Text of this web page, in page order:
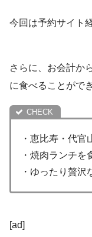
今回は予約サイト
さらに、お会計か
に食べることがで
・恵比寿・代官
・焼肉ランチを
・ゆったり贅沢
[ad]